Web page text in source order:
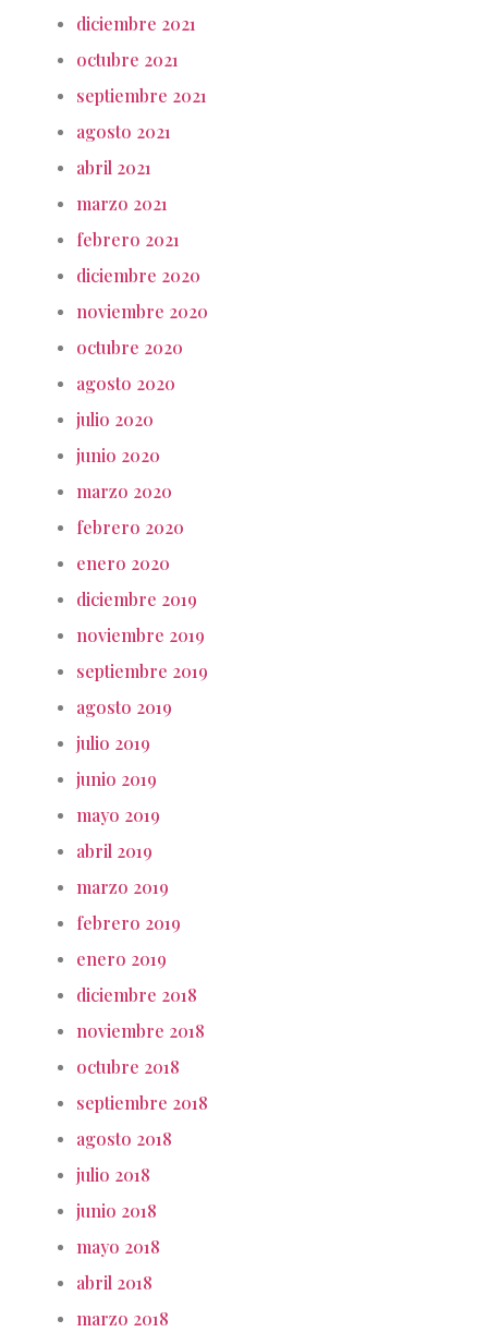
diciembre 2021
octubre 2021
septiembre 2021
agosto 2021
abril 2021
marzo 2021
febrero 2021
diciembre 2020
noviembre 2020
octubre 2020
agosto 2020
julio 2020
junio 2020
marzo 2020
febrero 2020
enero 2020
diciembre 2019
noviembre 2019
septiembre 2019
agosto 2019
julio 2019
junio 2019
mayo 2019
abril 2019
marzo 2019
febrero 2019
enero 2019
diciembre 2018
noviembre 2018
octubre 2018
septiembre 2018
agosto 2018
julio 2018
junio 2018
mayo 2018
abril 2018
marzo 2018